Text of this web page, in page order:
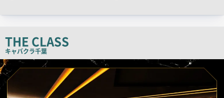
コ
ピ
ー
THE CLASS
キャバクラ千葉
店
舗
PR
画
像